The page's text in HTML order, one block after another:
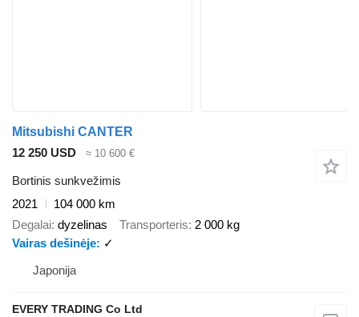
Mitsubishi CANTER
12 250 USD
≈ 10 600 €
Bortinis sunkvežimis
2021
104 000 km
Degalai dyzelinas Transporteris 2 000 kg
Vairas dešinėje
✓
Japonija
EVERY TRADING Co Ltd